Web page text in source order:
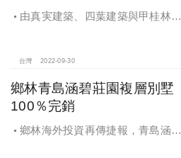
由真実建築、四葉建築與甲桂林廣
30日舉行開幕茶會
台灣 2022-09-30
鄉林青島涵碧莊園複層別墅
100％完銷
鄉林海外投資再傳捷報，青島涵碧